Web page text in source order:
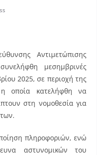
Αντιμετώπισης
μεσημβρινές
2025, σε περιοχή της
οποία κατελήφθη να
στη νομοθεσία για
πληροφοριών, ενώ
αστυνομικών του